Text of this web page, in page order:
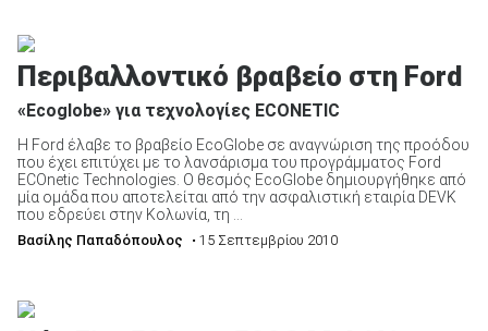
Περιβαλλοντικό βραβείο στη Ford
«Εcoglobe» για τεχνολογίες ECONETIC
Η Ford έλαβε το βραβείο EcoGlobe σε αναγνώριση της προόδου
που έχει επιτύχει με το λανσάρισμα του προγράμματος Ford
ECOnetic Technologies. Ο θεσμός EcoGlobe δημιουργήθηκε από
μία ομάδα που αποτελείται από την ασφαλιστική εταιρία DEVK
που εδρεύει στην Κολωνία, τη ...
Βασίλης Παπαδόπουλος • 15 Σεπτεμβρίου 2010